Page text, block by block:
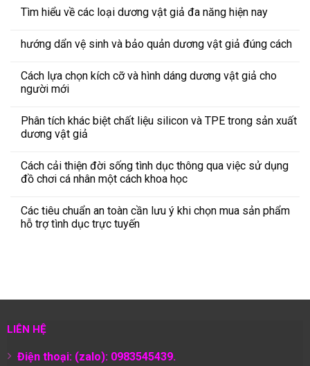
Tìm hiểu về các loại dương vật giả đa năng hiện nay
hướng dẩn vệ sinh và bảo quản dương vật giả đúng cách
Cách lựa chọn kích cỡ và hình dáng dương vật giả cho
người mới
Phân tích khác biệt chất liệu silicon và TPE trong sản xuất
dương vật giả
Cách cải thiện đời sống tình dục thông qua việc sử dụng
đồ chơi cá nhân một cách khoa học
Các tiêu chuẩn an toàn cần lưu ý khi chọn mua sản phẩm
hỗ trợ tình dục trực tuyến
LIÊN HỆ
Điện thoại: (zalo): 0983545439.